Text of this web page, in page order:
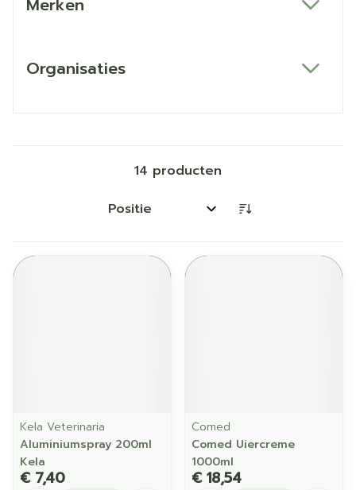
Merken
Organisaties
14 producten
Sorteer op:
Kela Veterinaria
Aluminiumspray 200ml
Kela
€ 7,40
Comed
Comed Uiercreme
1000ml
€ 18,54